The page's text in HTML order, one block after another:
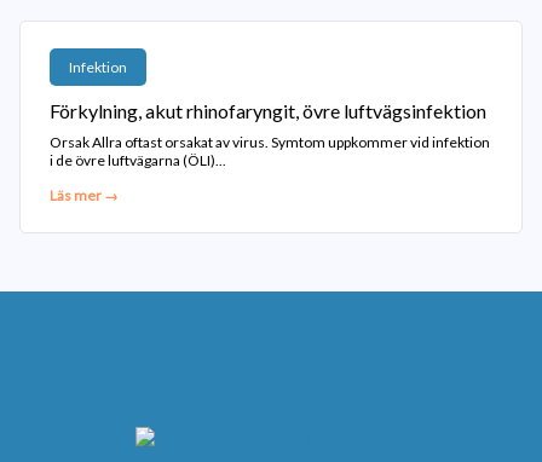
Infektion
Förkylning, akut rhinofaryngit, övre luftvägsinfektion
Orsak Allra oftast orsakat av virus. Symtom uppkommer vid infektion
i de övre luftvägarna (ÖLI)...
Läs mer →